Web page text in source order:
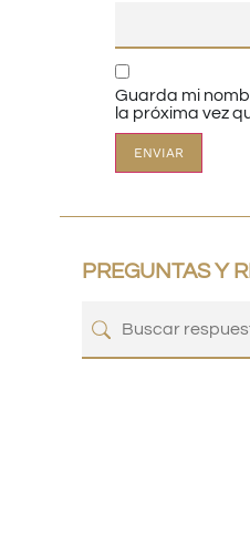
Guarda mi
la próxima vez
PREGUNTAS Y